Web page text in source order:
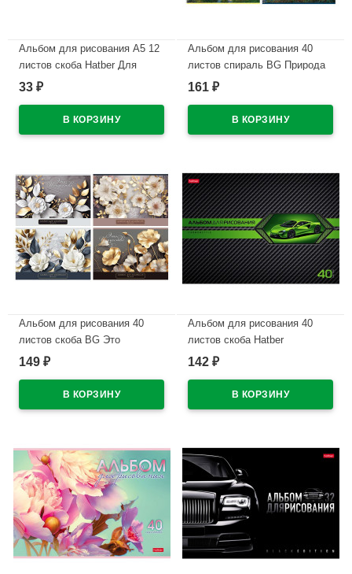
Альбом для рисования А5 12
листов скоба Hatber Для
малышей арт.12А5В
33 ₽
Альбом для рисования 40
листов спираль BG Природа
как искусство ассорти
161 ₽
Альбом для рисования 40
листов скоба BG Это
искусство тиснение фольгой
149 ₽
Альбом для рисования 40
листов скоба Hatber
АвтоКарбон (AutoCarbon)
арт.40А4вмВ
142 ₽